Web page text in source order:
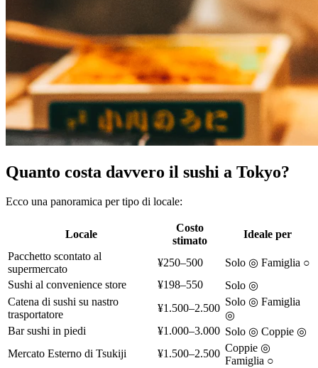
Quanto costa davvero il sushi a Tokyo?
Ecco una panoramica per tipo di locale:
Locale
Costo
stimato
Ideale per
Pacchetto scontato al
supermercato
¥250–500
Solo ◎ Famiglia ○
Sushi al convenience store
¥198–550
Solo ◎
Catena di sushi su nastro
trasportatore
¥1.500–2.500
Solo ◎ Famiglia
◎
Bar sushi in piedi
¥1.000–3.000 Solo ◎ Coppie ◎
Mercato Esterno di Tsukiji
¥1.500–2.500 Coppie ◎
Famiglia ○